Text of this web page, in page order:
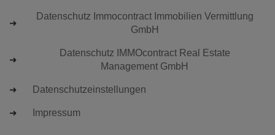
Datenschutz Immocontract Immobilien Vermittlung
GmbH
Datenschutz IMMOcontract Real Estate
Management GmbH
Datenschutzeinstellungen
Impressum